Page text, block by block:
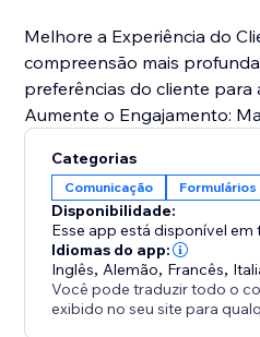
Melhore a Experiência do
compreensão mais
preferências do cliente para
Aumente o Engajamento:
que suas opiniões são
Fomente o Crescimento:
para tomar decisões
crescimento do negócio e
clientes.
Economize Tempo:
distribuição de pesquisas e
Categorias
Comunicação Formulários
Disponibilidade:
Esse app está disponível
Idiomas do app:
Inglês, Alemão, Francês,
Você pode traduzir todo o
exibido no seu site para